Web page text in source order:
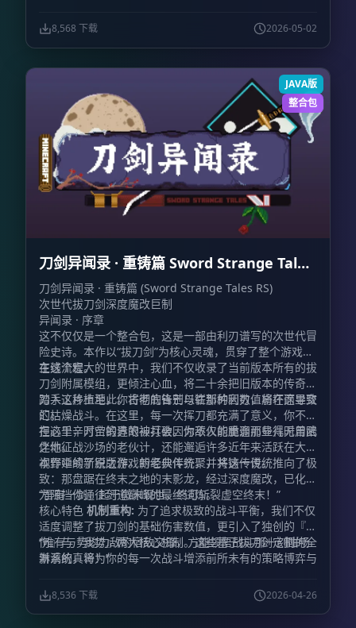
全感。
处理，极大削弱甚至移除了诸如吸血、高额回血、伤害免
疫、远程免疫以及群体控制等不合理抗性。这些改动彻底
都能在战斗中获得切实的回馈与乐趣。
8,568 下载 2026-05-02
JAVA版
整合包
刀剑异闻录 · 重铸篇 Sword Strange Tales
RS
刀剑异闻录 · 重铸篇 (Sword Strange Tales RS)
次世代拔刀剑深度魔改巨制
异闻录 · 序章
这不仅仅是一个整合包，这是一部由利刃谱写的次世代冒
险史诗。本作以“拔刀剑”为核心灵魂，贯穿了整个游戏的
主线流程。
在这个宏大的世界中，我们不仅收录了当前版本所有的拔
刀剑附属模组，更倾注心血，将二十余把旧版本的传奇名
刀手工移植至此。古老的锋芒与崭新的利刃，将在这里交
汇。
踏入这片土地，你将彻底告别以往那种因数值崩坏而导致
的枯燥战斗。在这里，每一次挥刀都充满了意义，你不必
担心千辛万苦锻造的神兵会因为敌人的脆弱而显得无用武
之地。
在这里，时空的界限被打破。你不仅能重逢那些儿时曾陪
伴你征战沙场的老伙计，还能邂逅许多近年来活跃在大众
视野中的新锐之作。新老伙伴齐聚，共铸传说。
本作延续了原版游戏的经典传统，并将这一传统推向了极
致：那盘踞在终末之地的末影龙，经过深度魔改，已化身
为阻挡你通往剑道巅峰的最终试炼。
“吾有一剑，起于微末现世，终可斩裂虚空终末！”
核心特色 机制重构: 为了追求极致的战斗平衡，我们不仅
适度调整了拔刀剑的基础伤害数值，更引入了独创的『怒
伤』与『我势』两大核心机制。这些基于拔刀剑定制的全
新系统，将为你的每一次战斗增添前所未有的策略博弈与
了独特的锻造（强化）阶段系统。玩家需要紧随主线剧情
的指引，一步一个脚印，逐渐解锁更高阶层的锻造技艺，
“唯有与势均力敌的宿敌交锋，方能领悟战斗那一刻酣畅
淋漓的真谛！”
8,536 下载 2026-04-26